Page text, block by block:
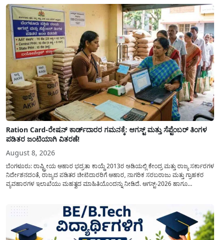
Ration Card-ರೇಷನ್ ಕಾರ್ಡ್‍ದಾರರ ಗಮನಕ್ಕೆ: ಆಗಸ್ಟ್ ಮತ್ತು ಸೆಪ್ಟೆಂಬರ್ ತಿಂಗಳ
ಪಡಿತರ ಜಂಟಿಯಾಗಿ ವಿತರಣೆ!
August 8, 2026
ಬೆಂಗಳೂರು: ರಾಷ್ಟ್ರೀಯ ಆಹಾರ ಭದ್ರತಾ ಕಾಯ್ದೆ 2013ರ ಅಡಿಯಲ್ಲಿ ಕೇಂದ್ರ ಮತ್ತು ರಾಜ್ಯ ಸರ್ಕಾರಗಳ
ನಿರ್ದೇಶನದಂತೆ, ರಾಜ್ಯದ ಪಡಿತರ ಚೀಟಿದಾರರಿಗೆ ಆಹಾರ, ನಾಗರಿಕ ಸರಬರಾಜು ಮತ್ತು ಗ್ರಾಹಕರ
ವ್ಯವಹಾರಗಳ ಇಲಾಖೆಯು ಮಹತ್ವದ ಮಾಹಿತಿಯೊಂದನ್ನು ನೀಡಿದೆ. ಆಗಸ್ಟ್-2026 ಹಾಗೂ